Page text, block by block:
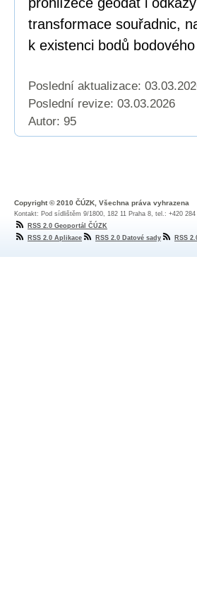
transformace souřadnic,
k existenci bodů
Poslední aktualizace:
Poslední revize: 03.03.2026
Autor: 95
Copyright © 2010 ČÚZK, Všechna práva vyhrazena
Kontakt: Pod sídlištěm 9/1800, 182 11 Praha 8, tel.: +420
RSS 2.0 Geoportál ČÚZK
RSS 2.0 Aplikace
RSS 2.0 Datové sady RSS